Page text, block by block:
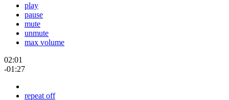
play
pause
mute
unmute
max volume
02:01
-01:27
repeat off